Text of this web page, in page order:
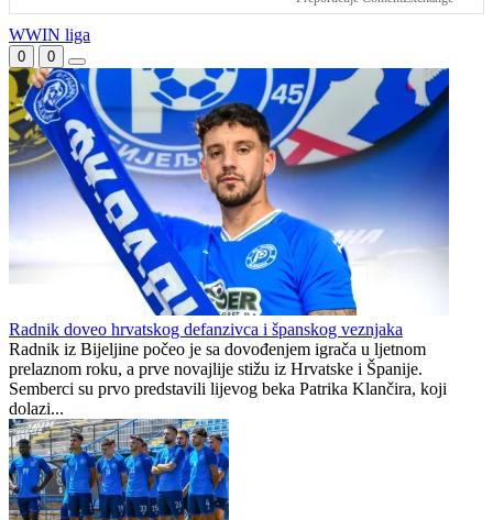
Preminuo Don Nelson,
legenda NBA lige i jedan od
najvećih trenera svih
vremena
Musić na 40 minuta
na kraju ipak slavio
KRAJ | Borac svladao Velež
u utakmici koja je trajala
preko dva i pol sata
Veliki povratak u Pariz:
Lucas Digne ponovo u PSG-
u nakon deset godina
Preporučuje ContentExchange
WWIN liga
0 0